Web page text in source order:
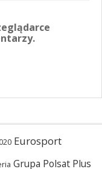
Eurosport
Grupa Polsat Plus